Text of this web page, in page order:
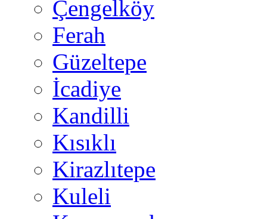
Çengelköy
Ferah
Güzeltepe
İcadiye
Kandilli
Kısıklı
Kirazlıtepe
Kuleli